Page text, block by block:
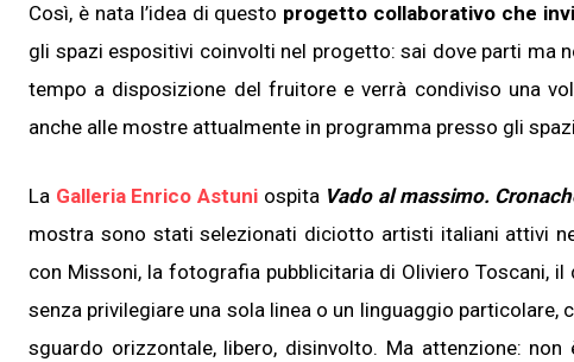
Così, è nata l’idea di questo progetto collaborativo che
gli spazi espositivi coinvolti nel progetto: sai dove parti ma
tempo a disposizione del fruitore e verrà condiviso una
anche alle mostre attualmente in programma presso gli
La Galleria Enrico Astuni ospita Vado al massimo.
mostra sono stati selezionati diciotto artisti italiani attivi
con Missoni, la fotografia pubblicitaria di Oliviero Toscani,
senza privilegiare una sola linea o un linguaggio
sguardo orizzontale, libero, disinvolto. Ma attenzione: non